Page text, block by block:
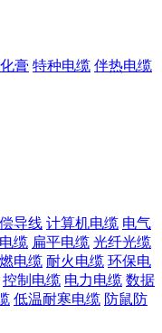
膏 特种电缆 伴热电缆
导线 计算机电缆 电气
缆 扁平电缆 光纤光缆
电缆 耐火电缆 环保电
控制电缆 电力电缆 数据
低温耐寒电缆 防鼠防